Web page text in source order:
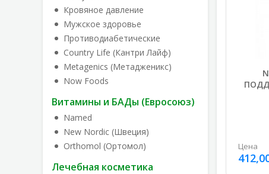
Кровяное давление
Мужское здоровье
Противодиабетические
Country Life (Кантри Лайф)
Metagenics (Метадженикс)
Now Foods
Витамины и БАДы (Евросоюз)
Named
New Nordic (Швеция)
Orthomol (Ортомол)
Лечебная косметика
Цена